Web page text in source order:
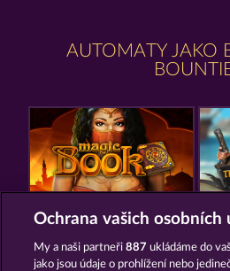
AUTOMATY JAKO
MAGIC BOOK
Ochrana vašich osobních
My a naši partneři887 ukládáme do
jako jsou údaje o prohlížení nebo